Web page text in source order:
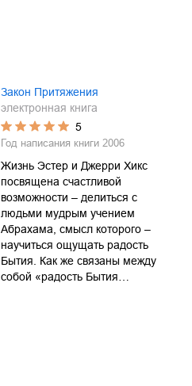
Закон Притяжения
электронная книга
5
Год написания книги 2006
Жизнь Эстер и Джерри Хикс
посвящена счастливой
возможности – делиться с
людьми мудрым учением
Абрахама, смысл которого –
научиться ощущать радость
Бытия. Как же связаны между
собой «радость Бытия…